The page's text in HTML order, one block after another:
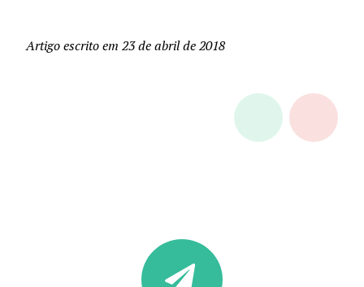
Artigo escrito em 23 de abril de 2018